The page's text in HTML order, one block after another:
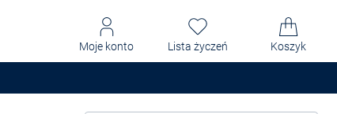
Moje konto Lista życzeń Koszyk